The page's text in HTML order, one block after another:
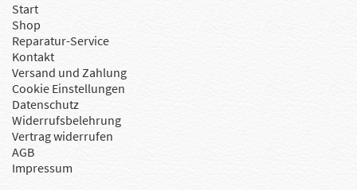
Start
Shop
Reparatur-Service
Kontakt
Versand und Zahlung
Cookie Einstellungen
Datenschutz
Widerrufsbelehrung
Vertrag widerrufen
AGB
Impressum